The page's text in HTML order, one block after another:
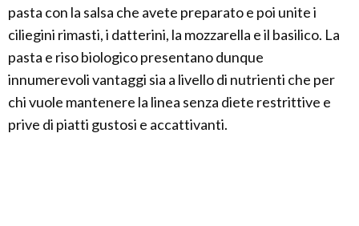
pasta con la salsa che avete preparato e poi unite i
ciliegini rimasti, i datterini, la mozzarella e il basilico. La
pasta e riso biologico presentano dunque
innumerevoli vantaggi sia a livello di nutrienti che per
chi vuole mantenere la linea senza diete restrittive e
prive di piatti gustosi e accattivanti.